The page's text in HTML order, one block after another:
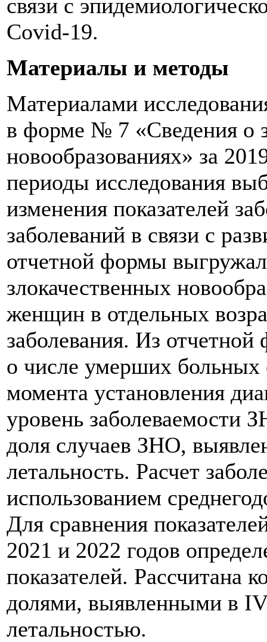
связи с
Covid-19.
Материалы и методы
Материалами
в форме № 7 «Сведения о
новообразованиях» за
периоды исследования
изменения показателей
заболеваний в связи с
отчетной формы
злокачественных
женщин в отдельных
заболевания. Из
о числе умерших больных
момента установления
уровень заболеваемости
доля случаев ЗНО,
летальность. Расчет
использованием
Для сравнения
2021 и 2022 годов
показателей. Рассчитана
долями, выявленными в
летальностью.